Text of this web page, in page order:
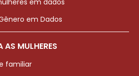
em dados
em Dados
MULHERES
familiar